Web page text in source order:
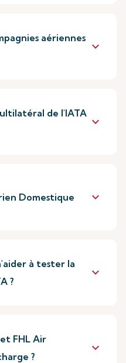
aériennes
keyboard_arrow_down
de l'IATA
keyboard_arrow_down
Domestique keyboard_arrow_down
à tester la
?
keyboard_arrow_down
FHL Air
?
keyboard_arrow_down